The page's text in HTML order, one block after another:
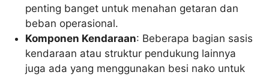
penting banget untuk menahan getaran dan
beban operasional.
Komponen Kendaraan: Beberapa bagian sasis
kendaraan atau struktur pendukung lainnya
juga ada yang menggunakan besi nako untuk